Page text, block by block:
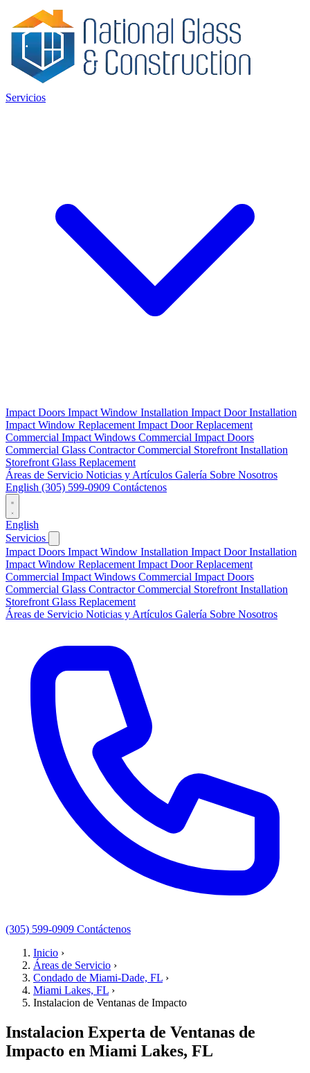
Servicios
Impact Doors Impact Window Installation Impact Door Installation
Impact Window Replacement Impact Door Replacement
Commercial Impact Windows Commercial Impact Doors
Commercial Glass ContractorCommercial Storefront Installation
Storefront Glass Replacement
Áreas de Servicio Noticias y Artículos Galería Sobre Nosotros
English (305) 599-0909 Contáctenos
English
Servicios
Impact Doors Impact Window Installation Impact Door Installation
Impact Window Replacement Impact Door Replacement
Commercial Impact Windows Commercial Impact Doors
Commercial Glass ContractorCommercial Storefront Installation
Storefront Glass Replacement
Áreas de Servicio Noticias y Artículos Galería Sobre Nosotros
(305) 599-0909 Contáctenos
Inicio ›
Áreas de Servicio ›
Condado de Miami-Dade, FL ›
Miami Lakes, FL ›
Instalacion de Ventanas de Impacto
Instalacion Experta de Ventanas de
Impacto en Miami Lakes, FL